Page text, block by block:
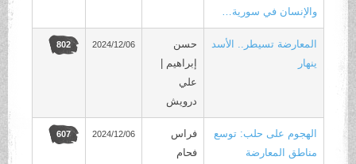
والإنسان في سورية…
المعارضة تسيطر.. الأسد
ينهار
حسن
إبراهيم |
علي
درويش
2024/12/06
802
الهجوم على حلب: توسع
مناطق المعارضة
فراس
فحام
2024/12/06
607